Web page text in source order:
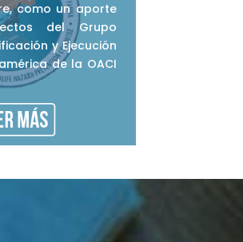
como un aporte
del Grupo
y Ejecución
de la OACI